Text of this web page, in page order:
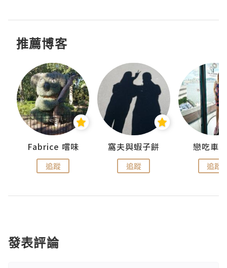
推薦博客
Fabrice 嚐味
追蹤
窩夫與蝦子餅
追蹤
戀吃車
追蹤
發表評論